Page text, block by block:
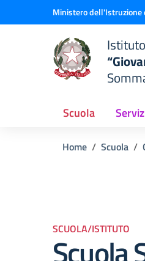
Vai ai contenuti
Vai al menu di navigazione
Ministero dell'Istruzione
Scuola
Home Scuola
SCUOLA/ISTITUTO